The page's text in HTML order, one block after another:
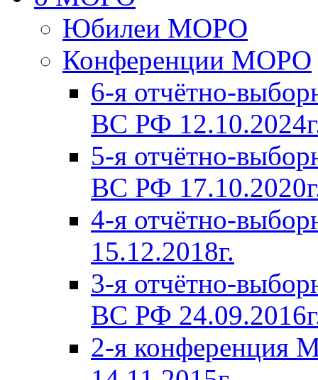
Юбилеи МОРО
Конференции МОРО
6-я отчётно-
ВС РФ
5-я отчётно-
ВС РФ
4-я отчётно-
15.12.2018г.
3-я отчётно-
ВС РФ
2-я